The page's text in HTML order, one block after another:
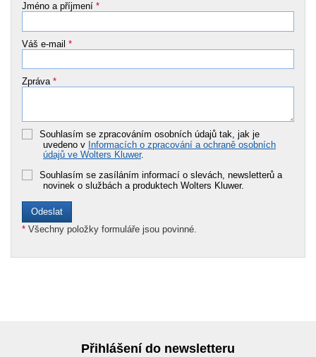
Jméno a příjmení *
Váš e-mail *
Zpráva *
Souhlasím se zpracováním osobních údajů tak, jak je
uvedeno v Informacích o zpracování a ochraně osobních
údajů ve Wolters Kluwer.
Souhlasím se zasíláním informací o slevách, newsletterů a
novinek o službách a produktech Wolters Kluwer.
* Všechny položky formuláře jsou povinné.
Přihlášení do newsletteru